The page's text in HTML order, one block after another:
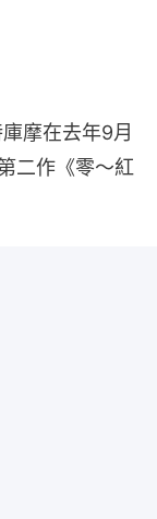
摩在去年9月
二作《零～紅